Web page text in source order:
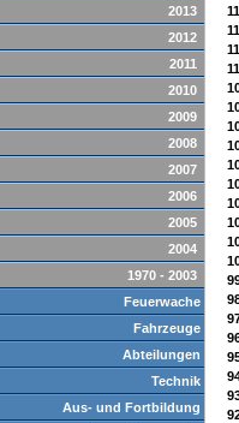
2013
2012
2011
2010
2009
2008
2007
2006
2005
2004
1970 - 2003
Feuerwache
Fahrzeuge
Abteilungen
Technik
Aus- und Fortbildung